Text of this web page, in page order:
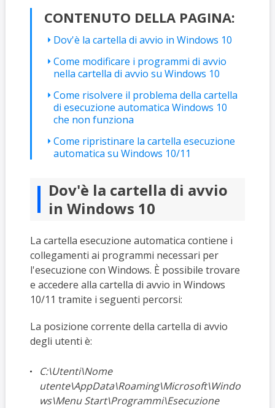
CONTENUTO DELLA PAGINA:
Dov'è la cartella di avvio in Windows 10
Come modificare i programmi di avvio
nella cartella di avvio su Windows 10
Come risolvere il problema della cartella
di esecuzione automatica Windows 10
che non funziona
Come ripristinare la cartella esecuzione
automatica su Windows 10/11
Dov'è la cartella di avvio
in Windows 10
La cartella esecuzione automatica contiene i
collegamenti ai programmi necessari per
l'esecuzione con Windows. È possibile trovare
e accedere alla cartella di avvio in Windows
10/11 tramite i seguenti percorsi:
La posizione corrente della cartella di avvio
degli utenti è:
C:\Utenti\Nome
utente\AppData\Roaming\Microsoft\Windo
ws\Menu Start\Programmi\Esecuzione